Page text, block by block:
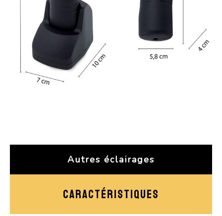
Autres éclairages
CARACTÉRISTIQUES